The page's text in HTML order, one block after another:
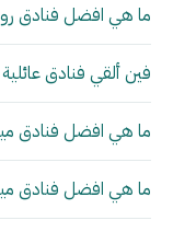
ما هي افضل فنادق
فين ألقي فنادق
ما هي افضل فنادق
ما هي افضل فنادق